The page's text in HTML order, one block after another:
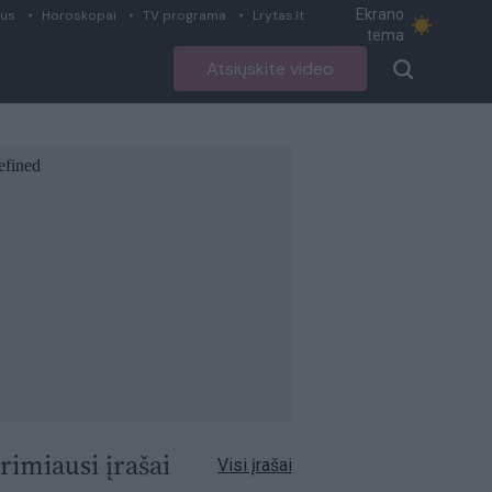
Horoskopai TV programa Lrytas.lt
Ekrano
tema
Atsiųskite video
įrašai Visi įrašai